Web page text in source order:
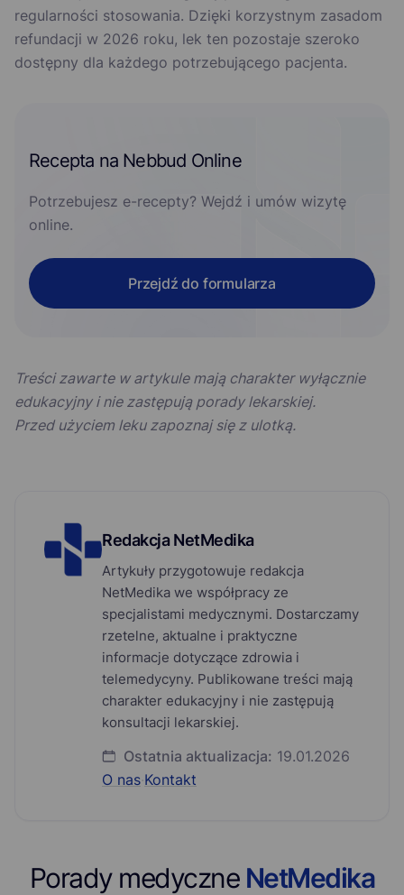
regularności stosowania. Dzięki korzystnym zasadom
refundacji w 2026 roku, lek ten pozostaje szeroko
dostępny dla każdego potrzebującego pacjenta.
Recepta na Nebbud Online
Potrzebujesz e-recepty? Wejdź i umów wizytę
online.
Przejdź do formularza
Treści zawarte w artykule mają charakter wyłącznie
edukacyjny i nie zastępują porady lekarskiej.
Przed użyciem leku zapoznaj się z ulotką.
Redakcja NetMedika
Artykuły przygotowuje redakcja
NetMedika we współpracy ze
specjalistami medycznymi. Dostarczamy
rzetelne, aktualne i praktyczne
informacje dotyczące zdrowia i
telemedycyny. Publikowane treści mają
charakter edukacyjny i nie zastępują
konsultacji lekarskiej.
Ostatnia aktualizacja: 19.01.2026
O nas·Kontakt
Porady medyczne NetMedika